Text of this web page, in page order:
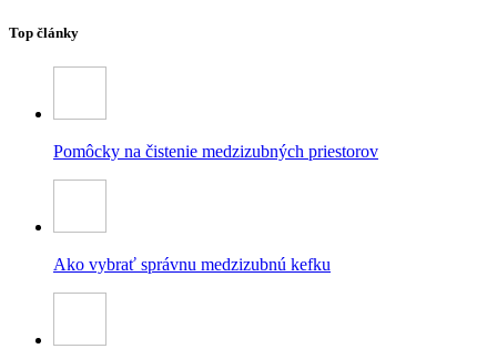
Top články
Pomôcky na čistenie medzizubných priestorov
Ako vybrať správnu medzizubnú kefku